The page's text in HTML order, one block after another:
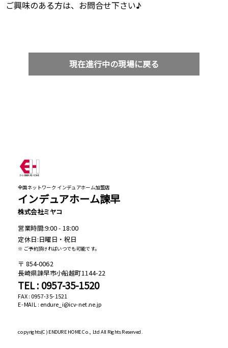
ご興味のある方は、お問合せ下さい♪
現在進行中の現場に戻る
全国ネットワーク インデュアホーム加盟店
インデュアホーム諫早
株式会社ミヤコ
営業時間:9:00 - 18:00
定休日:日曜日・祝日
※ ご予約頂ければいつでも可能です。
854-0062
長崎県諫早市小船越町1144-22
TEL : 0957-35-1520
FAX : 0957-35-1521
E-MAIL : endure_i@icv-net.ne.jp
copyrights(C)ENDURE HOME Co., Ltd All Rights Reserved.